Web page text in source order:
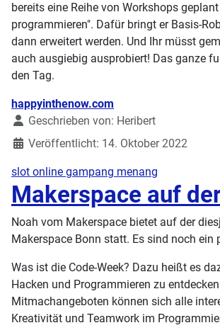
bereits eine Reihe von Workshops
programmieren". Dafür bringt er Basis-
dann erweitert werden. Und Ihr müsst
auch ausgiebig ausprobiert! Das ganze
den Tag.
Details
happyinthenow.com
Geschrieben von: Heribert
Veröffentlicht: 14. Oktober 2022
slot online gampang menang
Makerspace auf
Noah vom Makerspace bietet auf der
Makerspace Bonn statt. Es sind noch ein
Was ist die Code-Week? Dazu heißt es
Hacken und Programmieren zu
Mitmachangeboten können sich alle
Kreativität und Teamwork im